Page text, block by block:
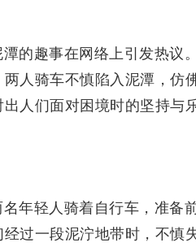
的趣事在网络上引发热议
人骑车不慎陷入泥潭，仿
人们面对困境时的坚持与乐
年轻人骑着自行车，准备
过一段泥泞地带时，不慎